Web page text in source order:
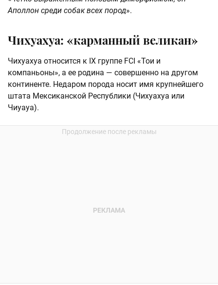
Аполлон среди собак всех пород».
Чихуахуа: «карманный великан»
Чихуахуа относится к IX группе FCI «Тои и
компаньоны», а ее родина — совершенно на другом
континенте. Недаром порода носит имя крупнейшего
штата Мексиканской Республики (Чихуахуа или
Чиуауа).